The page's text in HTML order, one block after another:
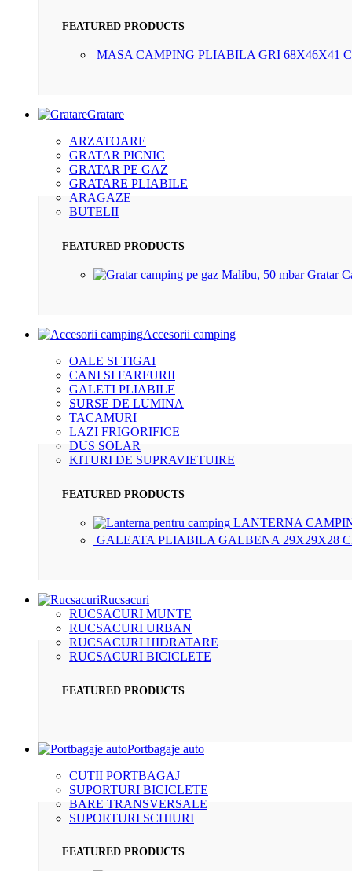
FEATURED PRODUCTS
MASA CAMPING PLIABILA GRI 68X46X41
Gratare
ARZATOARE
GRATAR PICNIC
GRATAR PE GAZ
GRATARE PLIABILE
ARAGAZE
BUTELII
FEATURED PRODUCTS
Gratar
Accesorii camping
OALE SI TIGAI
CANI SI FARFURII
GALETI PLIABILE
SURSE DE LUMINA
TACAMURI
LAZI FRIGORIFICE
DUS SOLAR
KITURI DE SUPRAVIETUIRE
FEATURED PRODUCTS
LANTERNA
GALEATA PLIABILA GALBENA 29X29X28
Rucsacuri
RUCSACURI MUNTE
RUCSACURI URBAN
RUCSACURI HIDRATARE
RUCSACURI BICICLETE
FEATURED PRODUCTS
Portbagaje auto
CUTII PORTBAGAJ
SUPORTURI BICICLETE
BARE TRANSVERSALE
SUPORTURI SCHIURI
FEATURED PRODUCTS